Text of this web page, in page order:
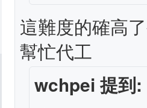
這難度的確高
幫忙代工
wchpei 提到: